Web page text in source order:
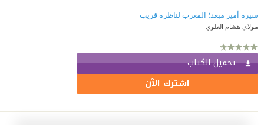
سيرة أمير مبعد؛ المغرب لناظره قريب
مولاي هشام العلوي
تحميل الكتاب
اشترك الآن